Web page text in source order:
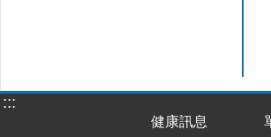
:::
健康訊息